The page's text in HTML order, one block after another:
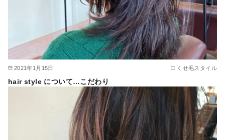
2021年1月15日 くせ毛スタイル
hair style について…こだわり